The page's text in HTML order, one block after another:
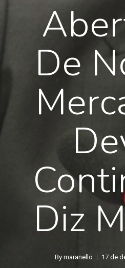
De
Diz
By maranello
17 de